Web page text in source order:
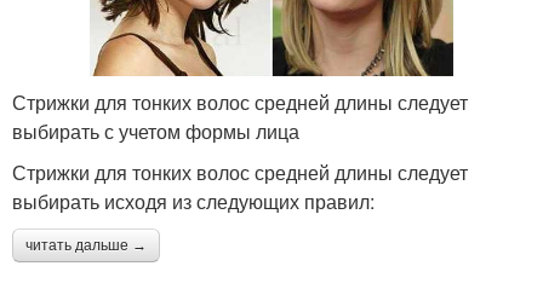
Стрижки для тонких волос средней длины следует
выбирать с учетом формы лица
Стрижки для тонких волос средней длины следует
выбирать исходя из следующих правил:
читать дальше →